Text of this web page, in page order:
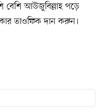
বেশি আউজুবিল্লাহ পড়ে
তাওফিক দান করুন।